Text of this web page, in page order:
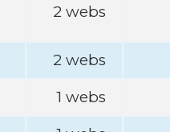
2 webs
2 webs
1 webs